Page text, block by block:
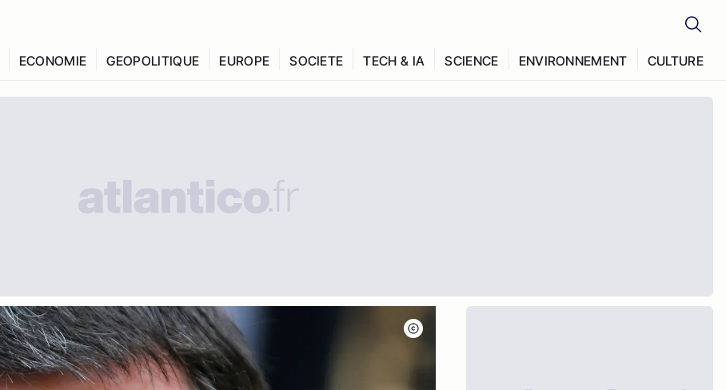
ECONOMIE GEOPOLITIQUE EUROPE SOCIETE TECH & IA SCIENCE ENVIRONNEMENT CULTURE